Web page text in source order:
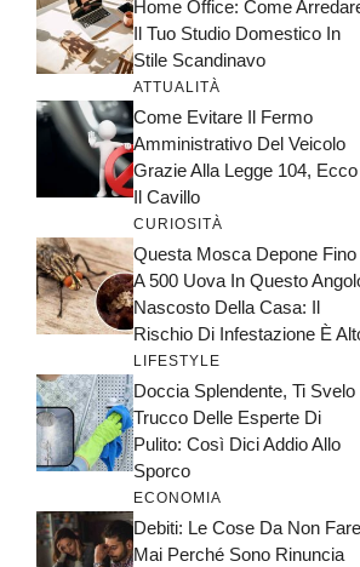
Home Office: Come
Il Tuo Studio Domestico In
Stile Scandinavo
ATTUALITÀ
Come Evitare Il Fermo
Amministrativo Del Veicolo
Grazie Alla Legge 104, Ecco
Il Cavillo
CURIOSITÀ
Questa Mosca Depone Fino
A 500 Uova In Questo
Nascosto Della Casa: Il
Rischio Di Infestazione È
LIFESTYLE
Doccia Splendente, Ti Svelo Il
Trucco Delle Esperte Di
Pulito: Così Dici Addio Allo
Sporco
ECONOMIA
Debiti: Le Cose Da Non Fare
Mai Perché Sono Rinuncia